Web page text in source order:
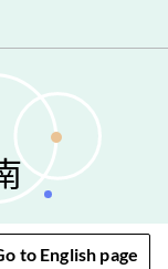
to English page